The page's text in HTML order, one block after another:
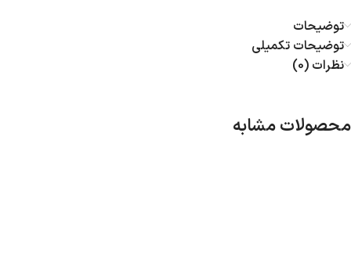
توضیحات
توضیحات تکمیلی
نظرات (0)
محصولات مشابه